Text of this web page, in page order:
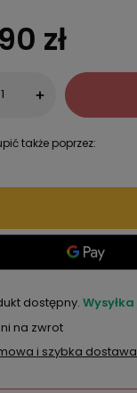
zł
+
także poprzez:
dostępny Wysyłka
na zwrot
i szybka dostawa